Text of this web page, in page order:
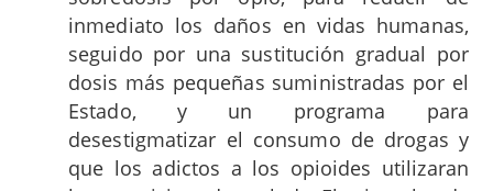
inmediato los daños en vidas humanas,
seguido por una sustitución gradual por
dosis más pequeñas suministradas por el
Estado, y un programa para
desestigmatizar el consumo de drogas y
que los adictos a los opioides utilizaran